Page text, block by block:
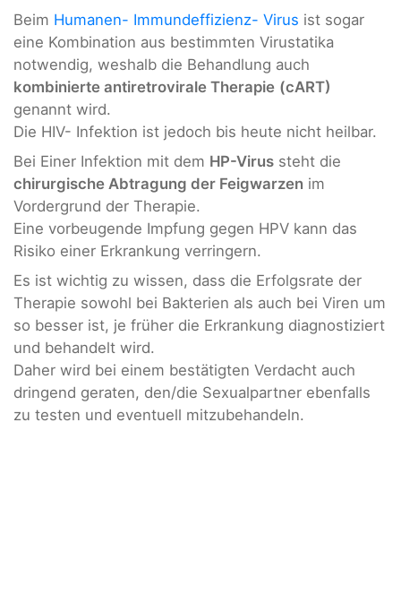
Beim Humanen- Immundeffizienz- Virus ist sogar
eine Kombination aus bestimmten Virustatika
notwendig, weshalb die Behandlung auch
kombinierte antiretrovirale Therapie (cART)
genannt wird.
Die HIV- Infektion ist jedoch bis heute nicht heilbar.
Bei Einer Infektion mit dem HP-Virus steht die
chirurgische Abtragung der Feigwarzen im
Vordergrund der Therapie.
Eine vorbeugende Impfung gegen HPV kann das
Risiko einer Erkrankung verringern.
Es ist wichtig zu wissen, dass die Erfolgsrate der
Therapie sowohl bei Bakterien als auch bei Viren um
so besser ist, je früher die Erkrankung diagnostiziert
und behandelt wird.
Daher wird bei einem bestätigten Verdacht auch
dringend geraten, den/die Sexualpartner ebenfalls
zu testen und eventuell mitzubehandeln.